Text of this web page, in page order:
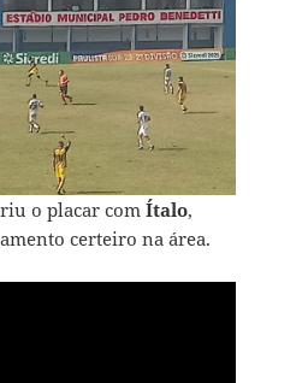
o placar com Ítalo,
certeiro na área.